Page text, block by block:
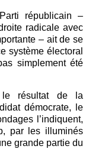
républicain –
radicale avec
– ait de se
système électoral
simplement été
résultat de la
démocrate, le
l’indiquent,
par les illuminés
grande partie du